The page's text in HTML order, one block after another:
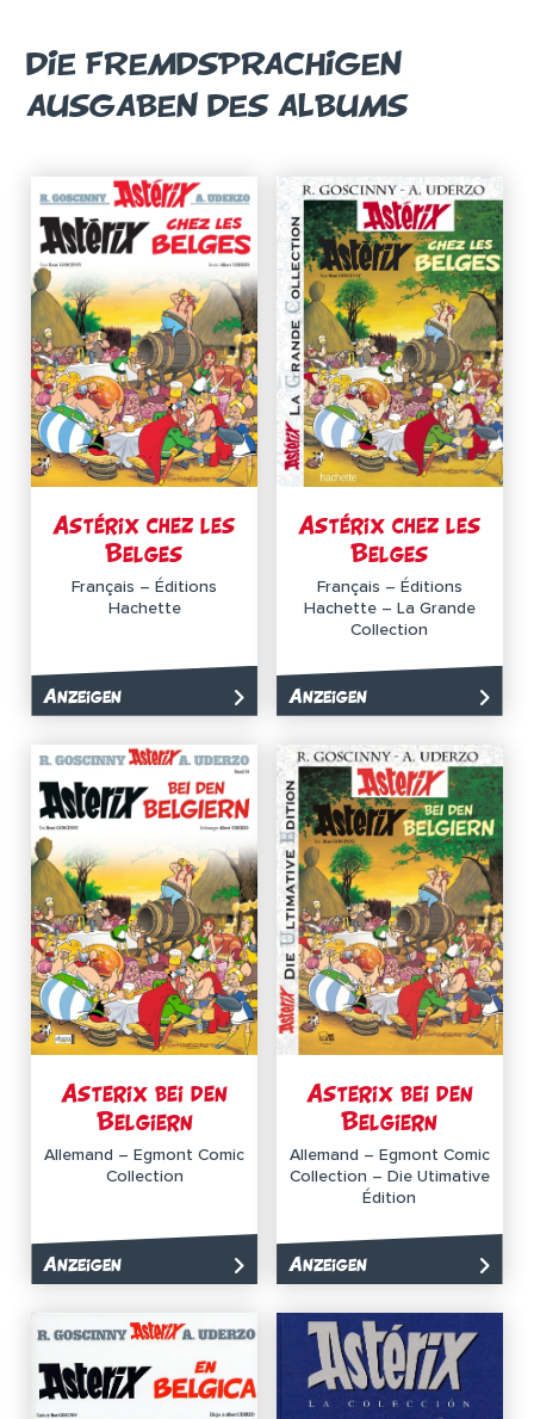
DIE FREMDSPRACHIGEN
AUSGABEN DES ALBUMS
Astérix chez les
Belges
Français – Éditions
Hachette
Anzeigen
Astérix chez les
Belges
Français – Éditions
Hachette – La Grande
Collection
Anzeigen
Asterix bei den
Belgiern
Allemand – Egmont Comic
Collection
Anzeigen
Asterix bei den
Belgiern
Allemand – Egmont Comic
Collection – Die Utimative
Édition
Anzeigen